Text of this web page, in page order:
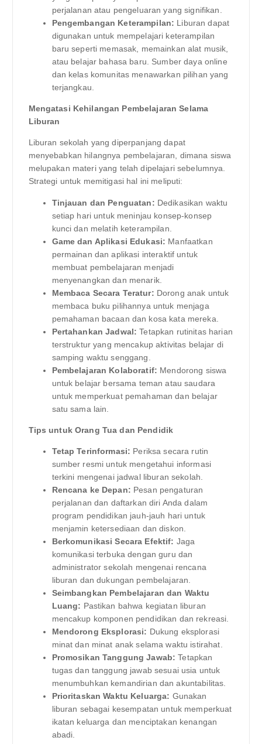
perjalanan atau pengeluaran yang signifikan.
Pengembangan Keterampilan: Liburan dapat
digunakan untuk mempelajari keterampilan
baru seperti memasak, memainkan alat musik,
atau belajar bahasa baru. Sumber daya online
dan kelas komunitas menawarkan pilihan yang
terjangkau.
Mengatasi Kehilangan Pembelajaran Selama
Liburan
Liburan sekolah yang diperpanjang dapat
menyebabkan hilangnya pembelajaran, dimana siswa
melupakan materi yang telah dipelajari sebelumnya.
Strategi untuk memitigasi hal ini meliputi:
Tinjauan dan Penguatan: Dedikasikan waktu
setiap hari untuk meninjau konsep-konsep
kunci dan melatih keterampilan.
Game dan Aplikasi Edukasi: Manfaatkan
permainan dan aplikasi interaktif untuk
membuat pembelajaran menjadi
menyenangkan dan menarik.
Membaca Secara Teratur: Dorong anak untuk
membaca buku pilihannya untuk menjaga
pemahaman bacaan dan kosa kata mereka.
Pertahankan Jadwal: Tetapkan rutinitas harian
terstruktur yang mencakup aktivitas belajar di
samping waktu senggang.
Pembelajaran Kolaboratif: Mendorong siswa
untuk belajar bersama teman atau saudara
untuk memperkuat pemahaman dan belajar
satu sama lain.
Tips untuk Orang Tua dan Pendidik
Tetap Terinformasi: Periksa secara rutin
sumber resmi untuk mengetahui informasi
terkini mengenai jadwal liburan sekolah.
Rencana ke Depan: Pesan pengaturan
perjalanan dan daftarkan diri Anda dalam
program pendidikan jauh-jauh hari untuk
menjamin ketersediaan dan diskon.
Berkomunikasi Secara Efektif: Jaga
komunikasi terbuka dengan guru dan
administrator sekolah mengenai rencana
liburan dan dukungan pembelajaran.
Seimbangkan Pembelajaran dan Waktu
Luang: Pastikan bahwa kegiatan liburan
mencakup komponen pendidikan dan rekreasi.
Mendorong Eksplorasi: Dukung eksplorasi
minat dan minat anak selama waktu istirahat.
Promosikan Tanggung Jawab: Tetapkan
tugas dan tanggung jawab sesuai usia untuk
menumbuhkan kemandirian dan akuntabilitas.
Prioritaskan Waktu Keluarga: Gunakan
liburan sebagai kesempatan untuk memperkuat
ikatan keluarga dan menciptakan kenangan
abadi.